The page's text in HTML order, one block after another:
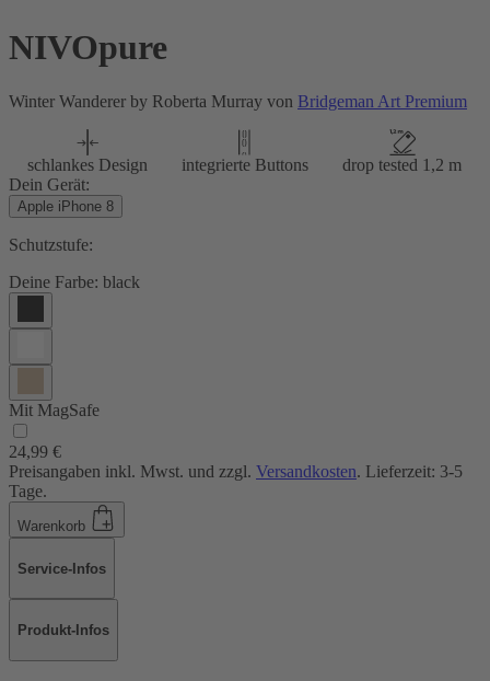
NIVOpure
Winter Wanderer by Roberta Murray von Bridgeman Art Premium
schlankes Design integrierte Buttons
drop tested 1,2 m
Dein Gerät:
Apple iPhone 8
Schutzstufe:
Deine Farbe: black
Mit MagSafe
24,99 €
Preisangaben inkl. Mwst. und zzgl. Versandkosten. Lieferzeit: 3-5
Tage.
Warenkorb
Service-Infos
Produkt-Infos